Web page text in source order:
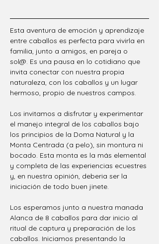
Esta aventura de emoción y aprendizaje
entre caballos es perfecta para vivirla en
familia, junto a amigos, en pareja o
sol@. Es una pausa en lo cotidiano que
invita conectar con nuestra propia
naturaleza, con los caballos y un lugar
hermoso, propio de nuestros campos.
Los invitamos a disfrutar y experimentar
el manejo integral de los caballos bajo
los principios de la Doma Natural y la
Monta Centrada (a pelo), sin montura ni
bocado. Esta monta es la más elemental
y completa de las experiencias ecuestres
y, en nuestra opinión, deberia ser la
iniciación de todo buen jinete.
Los esperamos junto a nuestra manada
Alanca de 8 caballos para dar inicio al
ritual de captura y preparación de los
caballos. Iniciamos presentando la